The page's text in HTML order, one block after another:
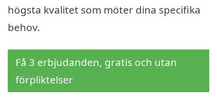
högsta kvalitet som möter dina specifika
behov.
Få 3 erbjudanden, gratis och utan
förpliktelser